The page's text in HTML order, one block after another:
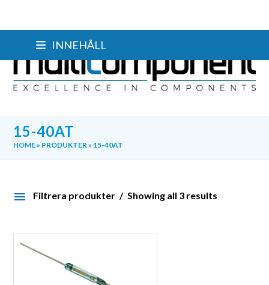
INNEHÅLL
15-40AT
HOME» PRODUKTER» 15-40AT
Filtrera produkter Showing all 3 results